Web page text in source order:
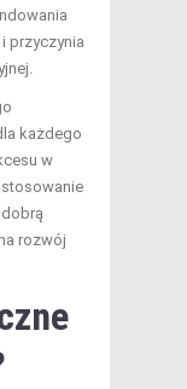
przyczynia
każdego
w
rozwój